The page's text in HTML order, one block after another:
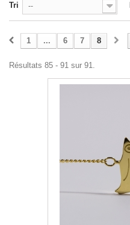
Tri --
1 ... 6 7 8
Résultats 85 - 91 sur 91.